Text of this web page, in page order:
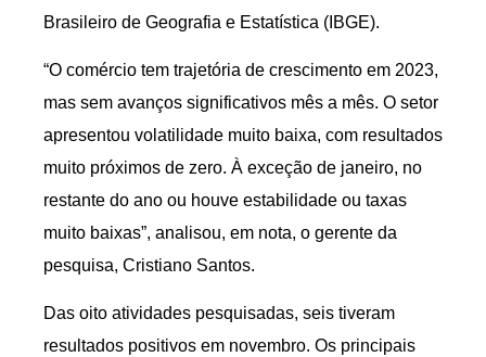
Brasileiro de Geografia e Estatística (IBGE).
“O comércio tem trajetória de crescimento em 2023,
mas sem avanços significativos mês a mês. O setor
apresentou volatilidade muito baixa, com resultados
muito próximos de zero. À exceção de janeiro, no
restante do ano ou houve estabilidade ou taxas
muito baixas”, analisou, em nota, o gerente da
pesquisa, Cristiano Santos.
Das oito atividades pesquisadas, seis tiveram
resultados positivos em novembro. Os principais